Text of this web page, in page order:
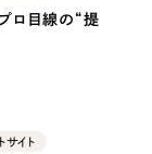
代行
ス
ロ目線の“提
サイト